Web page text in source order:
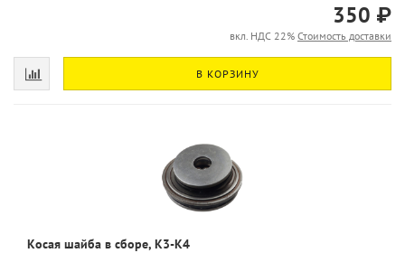
350 ₽
вкл. НДС 22% Стоимость доставки
В КОРЗИНУ
Косая шайба в сборе, K3-K4